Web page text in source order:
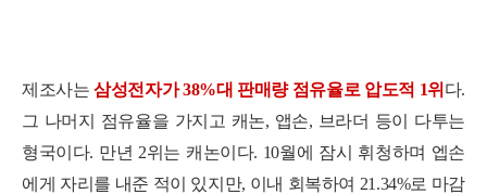
제조사는삼성전자가 38%대 판매량 점유율로 압도적 1위 다.
그 나머지 점유율을 가지고 캐논, 앱손, 브라더 등이 다투는
형국이다. 만년 2위는 캐논이다. 10월에 잠시 휘청하며 엡손
에게 자리를 내준 적이 있지만, 이내 회복하여 21.34%로 마감